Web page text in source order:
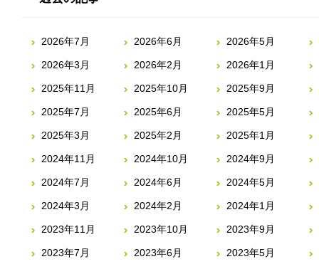
2026年7月 2026年6月 2026年5月
2026年3月 2026年2月 2026年1月
2025年11月 2025年10月 2025年9月
2025年7月 2025年6月 2025年5月
2025年3月 2025年2月 2025年1月
2024年11月 2024年10月 2024年9月
2024年7月 2024年6月 2024年5月
2024年3月 2024年2月 2024年1月
2023年11月 2023年10月 2023年9月
2023年7月 2023年6月 2023年5月